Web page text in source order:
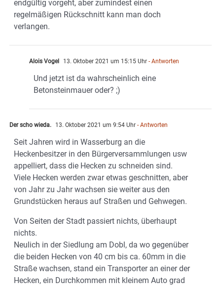
endgültig vorgeht, aber zumindest einen
regelmäßigen Rückschnitt kann man doch
verlangen.
Alois Vogel 13. Oktober 2021 um 15:15 Uhr - Antworten
Und jetzt ist da wahrscheinlich eine
Betonsteinmauer oder? ;)
Der scho wieda. 13. Oktober 2021 um 9:54 Uhr - Antworten
Seit Jahren wird in Wasserburg an die
Heckenbesitzer in den Bürgerversammlungen usw
appelliert, dass die Hecken zu schneiden sind.
Viele Hecken werden zwar etwas geschnitten, aber
von Jahr zu Jahr wachsen sie weiter aus den
Grundstücken heraus auf Straßen und Gehwegen.
Von Seiten der Stadt passiert nichts, überhaupt
nichts.
Neulich in der Siedlung am Dobl, da wo gegenüber
die beiden Hecken von 40 cm bis ca. 60mm in die
Straße wachsen, stand ein Transporter an einer der
Hecken, ein Durchkommen mit kleinem Auto grad